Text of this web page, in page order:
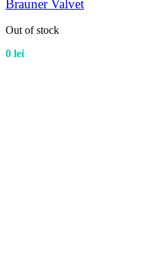
Brauner Valvet
Out of stock
0 lei